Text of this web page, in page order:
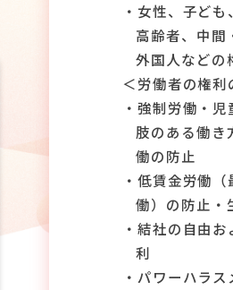
・女性、子ども
高齢者、中間
外国人などの
＜労働者の権利
・強制労働・
肢のある働き
働の防止
・低賃金労働
働）の防止・
・結社の自由
利
・パワーハラ